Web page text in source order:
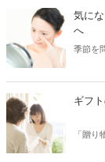
に達
とで
ジング
気に
へ
季節を
てし
肌は
介しま
ギフ
「贈